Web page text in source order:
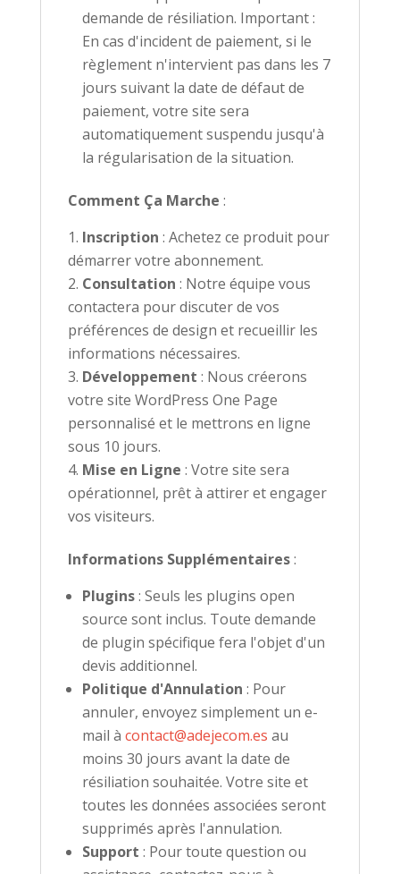
demande de résiliation. Important :
En cas d'incident de paiement, si le
règlement n'intervient pas dans les 7
jours suivant la date de défaut de
paiement, votre site sera
automatiquement suspendu jusqu'à
la régularisation de la situation.
Comment Ça Marche :
Inscription : Achetez ce produit pour
démarrer votre abonnement.
Consultation : Notre équipe vous
contactera pour discuter de vos
préférences de design et recueillir les
informations nécessaires.
Développement : Nous créerons
votre site WordPress One Page
personnalisé et le mettrons en ligne
sous 10 jours.
Mise en Ligne : Votre site sera
opérationnel, prêt à attirer et engager
vos visiteurs.
Informations Supplémentaires:
Plugins: Seuls les plugins open
source sont inclus. Toute demande
de plugin spécifique fera l'objet d'un
devis additionnel.
Politique d'Annulation : Pour
annuler, envoyez simplement un e-
mail à contact@adejecom.es au
moins 30 jours avant la date de
résiliation souhaitée. Votre site et
toutes les données associées seront
supprimés après l'annulation.
Support : Pour toute question ou